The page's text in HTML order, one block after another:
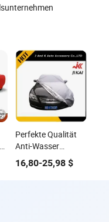
Perfekte Qualität
Anti-Wasser
Vollgröße Outdoor
isolierte
16,80-25,98$